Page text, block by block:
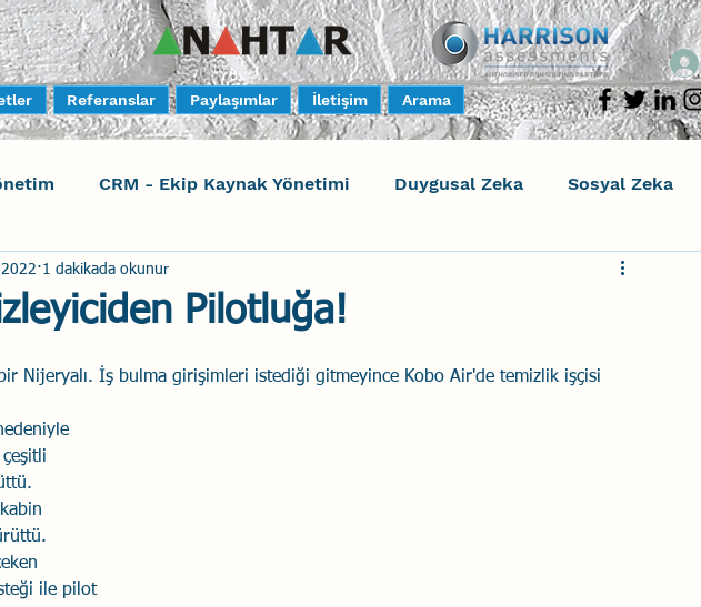
Referanslar Paylaşımlar İletişim Arama
CRM - Ekip Kaynak Yönetimi Duygusal Zeka Sosyal Zeka
Harrison Assessments
- Human Factors
Uçak Kazaları
Sanatı
Pilotluğa!
1 dakikada okunur
Nijeryalı. İş bulma girişimleri istediği gitmeyince Kobo Air'de temizlik işçisi
ile pilot